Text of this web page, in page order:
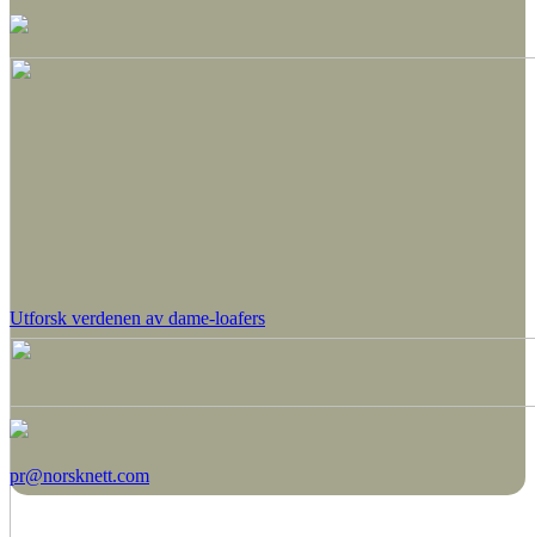
Utforsk verdenen av dame-loafers
pr@norsknett.com